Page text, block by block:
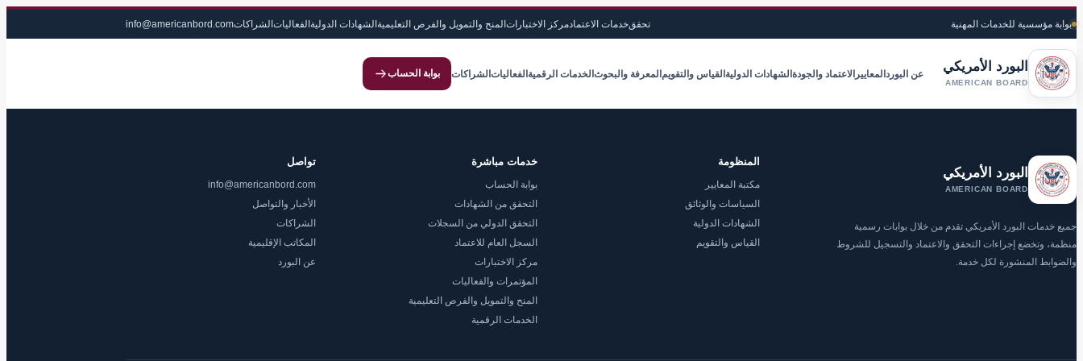
بوابة مؤسسية للخدمات المهنية تحققخدمات الاعتمادمركز الاختبارات المنح والتمويل والفرص التعليمية الشهادات الدولية الفعاليات الشراكاتinfo@americanbord.com
البورد الأمريكي
AMERICAN BOARD
عن البورد المعايير الاعتماد والجودة الشهادات الدولية القياس والتقويم المعرفة والبحوث الخدمات الرقمية الفعاليات الشراكات بوابة الحساب
البورد الأمريكي
AMERICAN BOARD
جميع خدمات البورد الأمريكي تقدم من خلال بوابات رسمية
منظمة، وتخضع إجراءات التحقق والاعتماد والتسجيل للشروط
والضوابط المنشورة لكل خدمة.
المنظومة
مكتبة المعايير
السياسات والوثائق
الشهادات الدولية
القياس والتقويم
خدمات مباشرة
بوابة الحساب
التحقق من الشهادات
التحقق الدولي من السجلات
السجل العام للاعتماد
مركز الاختبارات
المؤتمرات والفعاليات
المنح والتمويل والفرص التعليمية
الخدمات الرقمية
تواصل
info@americanbord.com
الأخبار والتواصل
الشراكات
المكاتب الإقليمية
عن البورد